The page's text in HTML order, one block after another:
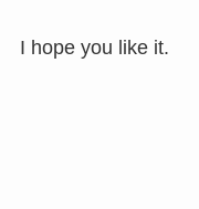
I hope you like it.